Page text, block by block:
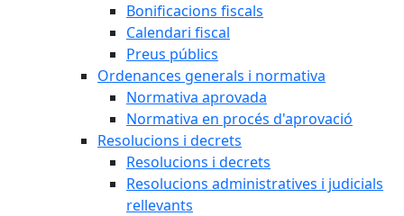
Bonificacions fiscals
Calendari fiscal
Preus públics
Ordenances generals i normativa
Normativa aprovada
Normativa en procés d'aprovació
Resolucions i decrets
Resolucions i decrets
Resolucions administratives i judicials
rellevants